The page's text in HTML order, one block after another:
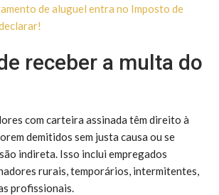
de aluguel entra no Imposto de
receber a multa do
com carteira assinada têm direito à
demitidos sem justa causa ou se
indireta. Isso inclui empregados
rurais, temporários, intermitentes,
profissionais.